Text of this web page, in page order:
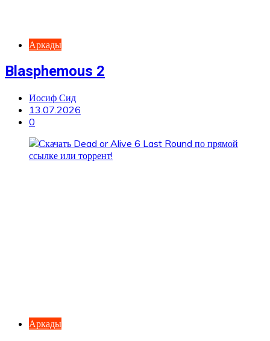
Аркады
Blasphemous 2
Иосиф Сид
13.07.2026
0
Аркады